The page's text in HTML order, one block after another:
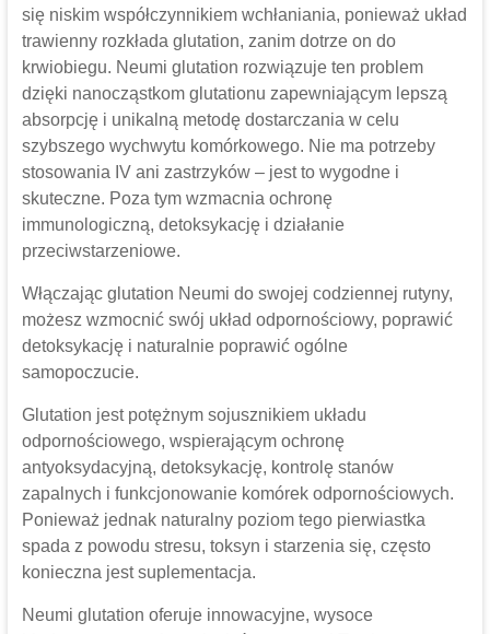
się niskim współczynnikiem wchłaniania, ponieważ układ
trawienny rozkłada glutation, zanim dotrze on do
krwiobiegu. Neumi glutation rozwiązuje ten problem
dzięki nanocząstkom glutationu zapewniającym lepszą
absorpcję i unikalną metodę dostarczania w celu
szybszego wychwytu komórkowego. Nie ma potrzeby
stosowania IV ani zastrzyków – jest to wygodne i
skuteczne. Poza tym wzmacnia ochronę
immunologiczną, detoksykację i działanie
przeciwstarzeniowe.
Włączając glutation Neumi do swojej codziennej rutyny,
możesz wzmocnić swój układ odpornościowy, poprawić
detoksykację i naturalnie poprawić ogólne
samopoczucie.
Glutation jest potężnym sojusznikiem układu
odpornościowego, wspierającym ochronę
antyoksydacyjną, detoksykację, kontrolę stanów
zapalnych i funkcjonowanie komórek odpornościowych.
Ponieważ jednak naturalny poziom tego pierwiastka
spada z powodu stresu, toksyn i starzenia się, często
konieczna jest suplementacja.
Neumi glutation oferuje innowacyjne, wysoce